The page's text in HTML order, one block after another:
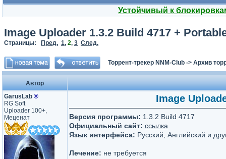
Устойчивый к
Image Uploader 1.3.2 Build 4717 +
Страницы: Пред. 1, 2, 3 След.
Торрент-трекер NNM-Club -> Архив
Автор
GarusLab ®
RG Soft
Uploader 100+,
Меценат
Image
Версия программы: 1.3.2 Build 4717
Официальный сайт: ссылка
Язык интерфейса: Русский, Английский и
Лечение: не требуется